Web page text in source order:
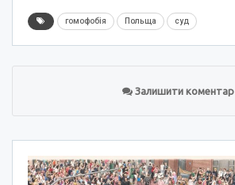
гомофобія Польща суд
Залишити коментар